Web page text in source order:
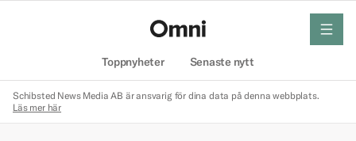
Toppnyheter Senaste nytt
meny
Schibsted News Media AB är ansvarig för dina data på denna webbplats.
Läs mer här